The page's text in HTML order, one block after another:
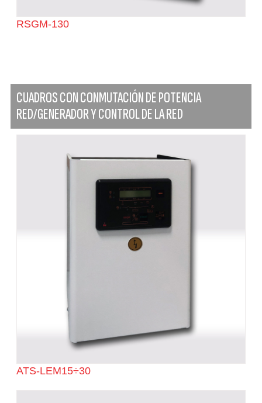
RSGM-130
CUADROS CON CONMUTACIÓN DE POTENCIA
RED/GENERADOR Y CONTROL DE LA RED
ATS-LEM15÷30